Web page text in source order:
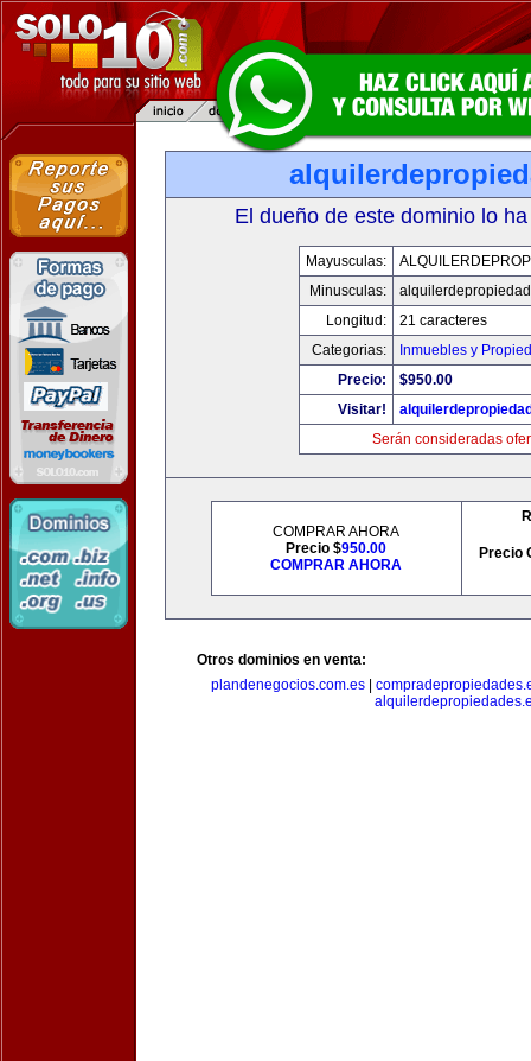
El dueño de este dominio lo
Mayusculas:
Minusculas:
Longitud:
21 caracteres
Categorias:
Inmuebles y
Precio:
$950.00
Visitar!
Serán consideradas
COMPRAR AHORA
Precio $950.00
COMPRAR AHORA
Precio
Otros dominios en venta:
plandenegocios.com.es|